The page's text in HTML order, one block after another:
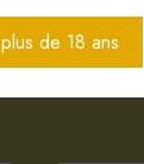
de 18 ans